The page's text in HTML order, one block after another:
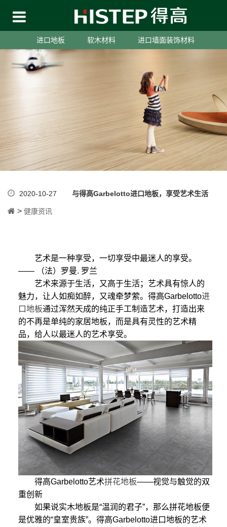
进口地板 软木材料 进口墙面装饰材料
2020-10-27 与得高Garbelotto进口地板，享受艺术生活
> 健康资讯
艺术是一种享受，一切享受中最迷人的享受。
—— （法）罗曼. 罗兰
艺术来源于生活，又高于生活；艺术具有惊人的
魅力，让人如痴如醉，又魂牵梦萦。得高Garbelotto进
口地板通过浑然天成的纯正手工制造艺术，打造出来
的不再是单纯的家居地板，而是具有灵性的艺术精
品，给人以最迷人的艺术享受。
得高Garbelotto艺术拼花地板——视觉与触觉的双
重创新
如果说实木地板是“温润的君子”，那么拼花地板便
是优雅的“皇室贵族”。得高Garbelotto进口地板的艺术